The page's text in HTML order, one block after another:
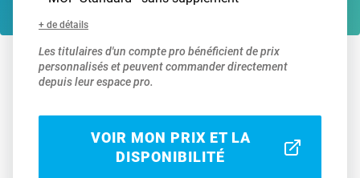
+ de détails
Les titulaires d'un compte pro bénéficient de prix
personnalisés et peuvent commander directement
depuis leur espace pro.
VOIR MON PRIX ET LA
DISPONIBILITÉ